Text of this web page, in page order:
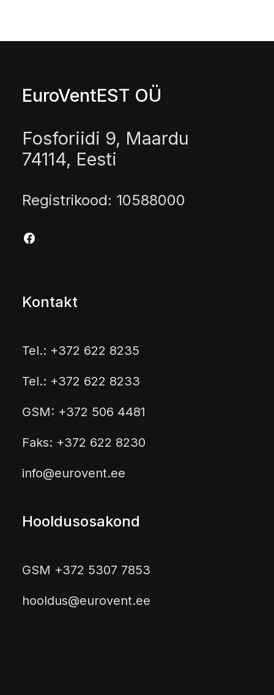
EuroVentEST OÜ
Fosforiidi 9, Maardu
74114, Eesti
Registrikood: 10588000
Kontakt
Tel.: +372 622 8235
Tel.: +372 622 8233
GSM: +372 506 4481
Faks: +372 622 8230
info@eurovent.ee
Hooldusosakond
GSM +372 5307 7853
hooldus@eurovent.ee